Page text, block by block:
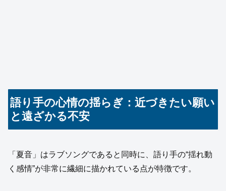
語り手の心情の揺らぎ：近づきたい願い
と遠ざかる不安
「夏音」はラブソングであると同時に、語り手の“揺れ動
く感情”が非常に繊細に描かれている点が特徴です。